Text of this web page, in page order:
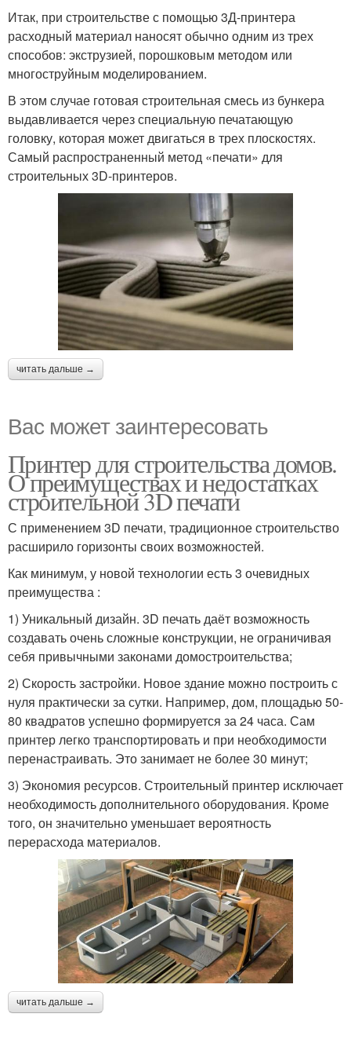
Итак, при строительстве с помощью 3Д-принтера
расходный материал наносят обычно одним из трех
способов: экструзией, порошковым методом или
многоструйным моделированием.
В этом случае готовая строительная смесь из бункера
выдавливается через специальную печатающую
головку, которая может двигаться в трех плоскостях.
Самый распространенный метод «печати» для
строительных 3D-принтеров.
читать дальше →
Вас может заинтересовать
Принтер для строительства домов.
О преимуществах и недостатках
строительной 3D печати
С применением 3D печати, традиционное строительство
расширило горизонты своих возможностей.
Как минимум, у новой технологии есть 3 очевидных
преимущества :
1) Уникальный дизайн. 3D печать даёт возможность
создавать очень сложные конструкции, не ограничивая
себя привычными законами домостроительства;
2) Скорость застройки. Новое здание можно построить с
нуля практически за сутки. Например, дом, площадью 50-
80 квадратов успешно формируется за 24 часа. Сам
принтер легко транспортировать и при необходимости
перенастраивать. Это занимает не более 30 минут;
3) Экономия ресурсов. Строительный принтер исключает
необходимость дополнительного оборудования. Кроме
того, он значительно уменьшает вероятность
перерасхода материалов.
читать дальше →